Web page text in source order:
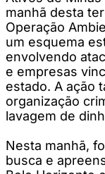
manhã desta
Operação
um esquema
envolvendo
e empresas
estado. A ação
organização
lavagem de
Nesta manhã,
busca e